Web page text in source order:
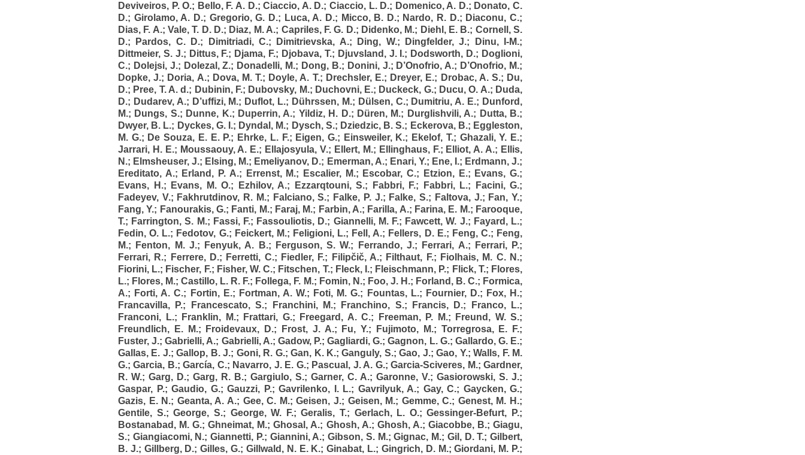
Deviveiros, P. O.; Bello, F. A. D.;Ciaccio, A. D.; Ciaccio, L. D.; Domenico, A. D.; Donato, C.
D.; Girolamo, A. D.; Gregorio, G. D.; Luca, A. D.; Micco, B. D.; Nardo, R. D.; Diaconu, C.;
Dias, F. A.;Vale, T. D. D.; Diaz, M. A.; Capriles, F. G. D.; Didenko, M.; Diehl, E. B.; Cornell, S.
D.; Pardos, C. D.; Dimitriadi, C.; Dimitrievska, A.; Ding, W.; Dingfelder, J.; Dinu, I-M.;
Dittmeier, S. J.; Dittus, F.; Djama, F.; Djobava, T.; Djuvsland, J. I.; Dodsworth, D.; Doglioni,
C.; Dolejsi, J.; Dolezal, Z.; Donadelli, M.; Dong, B.; Donini, J.; D’Onofrio, A.; D’Onofrio, M.;
Dopke, J.; Doria, A.; Dova, M. T.; Doyle, A. T.; Drechsler, E.; Dreyer, E.; Drobac, A. S.; Du,
D.; Pree, T. A. d.; Dubinin, F.; Dubovsky, M.; Duchovni, E.; Duckeck, G.; Ducu, O. A.; Duda,
D.; Dudarev, A.; D’uffizi, M.; Duflot, L.; Dührssen, M.; Dülsen, C.; Dumitriu, A. E.; Dunford,
M.; Dungs, S.; Dunne, K.; Duperrin, A.; Yildiz, H. D.; Düren, M.; Durglishvili, A.; Dutta, B.;
Dwyer, B. L.; Dyckes, G. I.; Dyndal, M.; Dysch, S.; Dziedzic, B. S.; Eckerova, B.; Eggleston,
M. G.; De Souza, E. E. P.; Ehrke, L. F.; Eigen, G.; Einsweiler, K.; Ekelof, T.; Ghazali, Y. E.;
Jarrari, H. E.; Moussaouy, A. E.; Ellajosyula, V.; Ellert, M.; Ellinghaus, F.; Elliot, A. A.; Ellis,
N.; Elmsheuser, J.; Elsing, M.; Emeliyanov, D.; Emerman, A.; Enari, Y.; Ene, I.; Erdmann, J.;
Ereditato, A.; Erland, P. A.; Errenst, M.; Escalier, M.; Escobar, C.; Etzion, E.; Evans, G.;
Evans, H.; Evans, M. O.; Ezhilov, A.; Ezzarqtouni, S.; Fabbri, F.; Fabbri, L.; Facini, G.;
Fadeyev, V.; Fakhrutdinov, R. M.; Falciano, S.; Falke, P. J.; Falke, S.; Faltova, J.; Fan, Y.;
Fang, Y.; Fanourakis, G.; Fanti, M.; Faraj, M.; Farbin, A.; Farilla, A.; Farina, E. M.; Farooque,
T.; Farrington, S. M.; Fassi, F.; Fassouliotis, D.; Giannelli, M. F.; Fawcett, W. J.; Fayard, L.;
Fedin, O. L.; Fedotov, G.; Feickert, M.; Feligioni, L.; Fell, A.; Fellers, D. E.; Feng, C.; Feng,
M.; Fenton, M. J.; Fenyuk, A. B.; Ferguson, S. W.; Ferrando, J.; Ferrari, A.; Ferrari, P.;
Ferrari, R.; Ferrere, D.; Ferretti, C.; Fiedler, F.; Filipčič, A.; Filthaut, F.; Fiolhais, M. C. N.;
Fiorini, L.; Fischer, F.; Fisher, W. C.; Fitschen, T.; Fleck, I.; Fleischmann, P.; Flick, T.; Flores,
L.; Flores, M.;Castillo, L. R. F.; Follega, F. M.; Fomin, N.; Foo, J. H.; Forland, B. C.; Formica,
A.; Forti, A. C.; Fortin, E.; Fortman, A. W.; Foti, M. G.; Fountas, L.; Fournier, D.; Fox, H.;
Francavilla, P.; Francescato, S.; Franchini, M.; Franchino, S.; Francis, D.; Franco, L.;
Franconi, L.; Franklin, M.; Frattari, G.; Freegard, A. C.; Freeman, P. M.; Freund, W. S.;
Freundlich, E. M.; Froidevaux, D.; Frost, J. A.; Fu, Y.; Fujimoto, M.; Torregrosa, E. F.;
Fuster, J.;Gabrielli, A.; Gabrielli, A.; Gadow, P.;Gagliardi, G.;Gagnon, L. G.; Gallardo, G. E.;
Gallas, E. J.;Gallop, B. J.; Goni, R. G.;Gan, K. K.;Ganguly, S.;Gao, J.;Gao, Y.;Walls, F. M.
G.;Garcia, B.;García, C.; Navarro, J. E. G.; Pascual, J. A. G.;Garcia-Sciveres, M.;Gardner,
R. W.; Garg, D.; Garg, R. B.; Gargiulo, S.; Garner, C. A.; Garonne, V.; Gasiorowski, S. J.;
Gaspar, P.; Gaudio, G.; Gauzzi, P.; Gavrilenko, I. L.; Gavrilyuk, A.; Gay, C.; Gaycken, G.;
Gazis, E. N.; Geanta, A. A.; Gee, C. M.;Geisen, J.; Geisen, M.; Gemme, C.; Genest, M. H.;
Gentile, S.;George, S.; George, W. F.;Geralis, T.; Gerlach, L. O.;Gessinger-Befurt, P.;
Bostanabad, M. G.;Ghneimat, M.;Ghosal, A.; Ghosh, A.; Ghosh, A.; Giacobbe, B.;Giagu,
S.; Giangiacomi, N.;Giannetti, P.; Giannini, A.;Gibson, S. M.;Gignac, M.; Gil, D. T.;Gilbert,
B. J.; Gillberg, D.;Gilles, G.; Gillwald, N. E. K.;Ginabat, L.; Gingrich, D. M.;Giordani, M. P.;